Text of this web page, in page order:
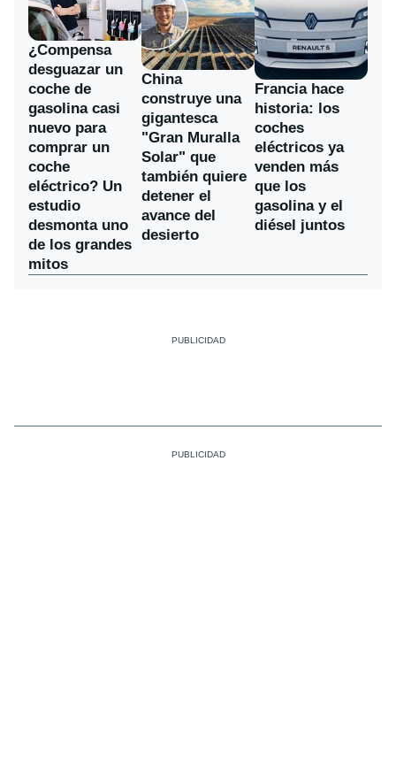
¿Compensa
desguazar un
coche de
gasolina casi
nuevo para
comprar un
coche
eléctrico? Un
estudio
desmonta uno
de los grandes
mitos
China
construye una
gigantesca
"Gran Muralla
Solar" que
también quiere
detener el
avance del
desierto
Francia hace
historia: los
coches
eléctricos ya
venden más
que los
gasolina y el
diésel juntos